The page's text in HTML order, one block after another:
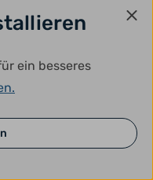
ein besseres
Newsletter